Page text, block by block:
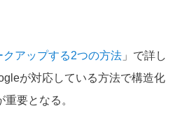
アップする2つの方法 」で詳し
が対応している方法で構造化
要となる。